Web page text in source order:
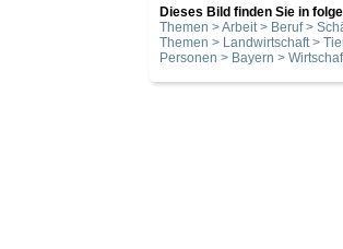
Dieses Bild finden Sie in
Themen > Arbeit > Beruf >
Themen > Landwirtschaft >
Personen > Bayern >